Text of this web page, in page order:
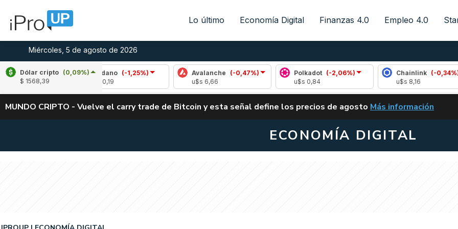
Lo último Economía Digital Finanzas 4.0 Empleo 4.0
Miércoles, 5 de agosto de 2026
Dólar cripto (0,09%)
$ 1568,39
Cardano (-1,25%)
Avalanche
(-0,47%)
Polkadot (-2,06%)
Chainlink (-0,34%)
ALERTA
MUNDO CRIPTO - Vuelve el carry trade de Bitcoin y esta señal define los precios de agosto VUELVE EL CARRY
Más información
ECONOMÍA DIGITAL